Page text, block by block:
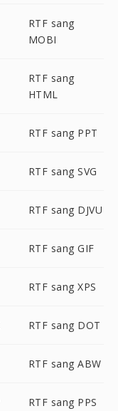
RTF sang
MOBI
RTF sang
HTML
RTF sang PPT
RTF sang SVG
RTF sang DJVU
RTF sang GIF
RTF sang XPS
RTF sang DOT
RTF sang ABW
RTF sang PPS